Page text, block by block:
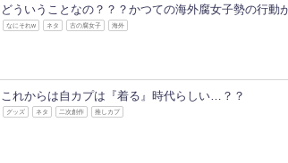
どういうことなの？？？かつての海外腐女子勢の行動
なにそれw ネタ 古の腐女子 海外
これからは自カプは『着る』時代らしい…？？
グッズ ネタ 二次創作 推しカプ